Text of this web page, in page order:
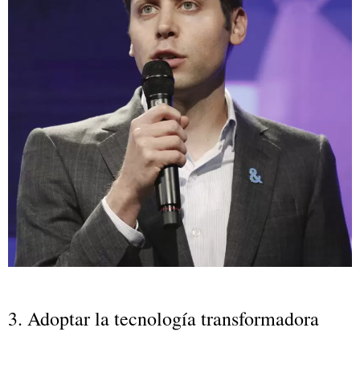
3. Adoptar la tecnología transformadora